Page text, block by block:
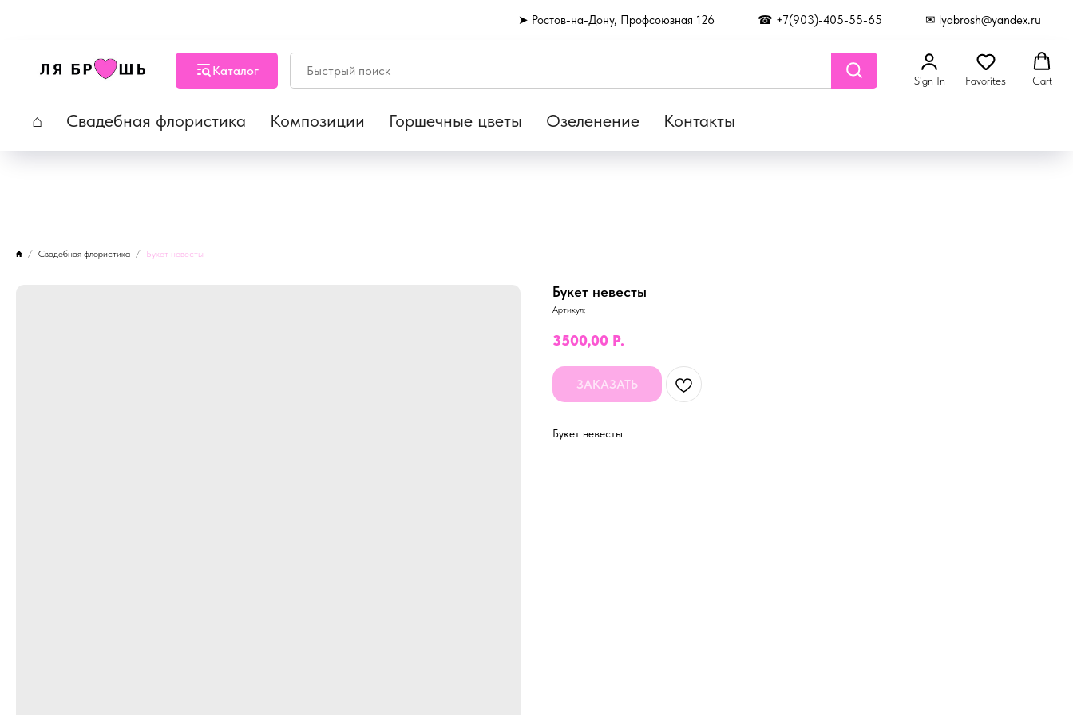
➤ Ростов-на-Дону, Профсоюзная 126 ☎ +7(903)-405-55-65 ✉ lyabrosh@yandex.ru
Каталог
Sign In Favorites Cart
⌂ Свадебная флористика Композиции Горшечные цветы Озеленение Контакты
Свадебная флористика Букет невесты
Букет невесты
Артикул:
3500,00 Р.
ЗАКАЗАТЬ
Букет невесты